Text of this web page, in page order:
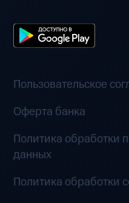
Пользовательское
Оферта банка
Политика обработки
данных
Политика обработки